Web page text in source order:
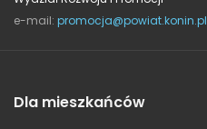
e-mail: promocja@powiat.konin.pl
Dla mieszkańców